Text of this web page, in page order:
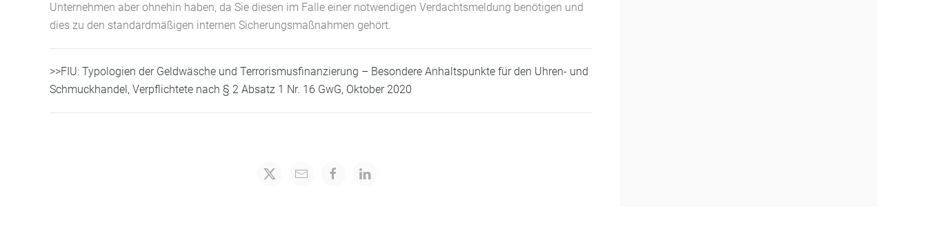
Unternehmen aber ohnehin haben, da Sie diesen im Falle einer notwendigen Verdachtsmeldung benötigen und
dies zu den standardmäßigen internen Sicherungsmaßnahmen gehört.
>>FIU: Typologien der Geldwäsche und Terrorismusfinanzierung – Besondere Anhaltspunkte für den Uhren- und
Schmuckhandel, Verpflichtete nach § 2 Absatz 1 Nr. 16 GwG, Oktober 2020